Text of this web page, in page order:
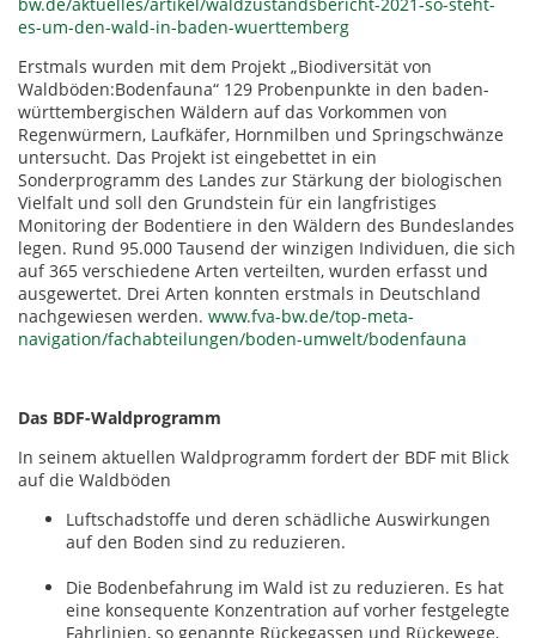
es-um-den-wald-in-baden-wuerttemberg
Erstmals wurden mit dem Projekt „Biodiversität von
Waldböden:Bodenfauna“ 129 Probenpunkte in den baden-
württembergischen Wäldern auf das Vorkommen von
Regenwürmern, Laufkäfer, Hornmilben und Springschwänze
untersucht. Das Projekt ist eingebettet in ein
Sonderprogramm des Landes zur Stärkung der biologischen
Vielfalt und soll den Grundstein für ein langfristiges
Monitoring der Bodentiere in den Wäldern des Bundeslandes
legen. Rund 95.000 Tausend der winzigen Individuen, die sich
auf 365 verschiedene Arten verteilten, wurden erfasst und
ausgewertet. Drei Arten konnten erstmals in Deutschland
nachgewiesen werden. www.fva-bw.de/top-meta-
navigation/fachabteilungen/boden-umwelt/bodenfauna
Das BDF-Waldprogramm
In seinem aktuellen Waldprogramm fordert der BDF mit Blick
auf die Waldböden
Luftschadstoffe und deren schädliche Auswirkungen
auf den Boden sind zu reduzieren.
Die Bodenbefahrung im Wald ist zu reduzieren. Es hat
eine konsequente Konzentration auf vorher festgelegte
Fahrlinien, so genannte Rückegassen und Rückewege,